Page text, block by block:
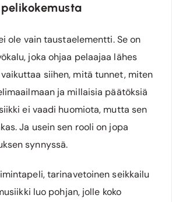
ole vain taustaelementti. Se on
joka ohjaa pelaajaa lähes
siihen, mitä tunnet, miten
ja millaisia päätöksiä
ei vaadi huomiota, mutta sen
Ja usein sen rooli on jopa
synnyssä.
tarinavetoinen seikkailu
luo pohjan, jolle koko